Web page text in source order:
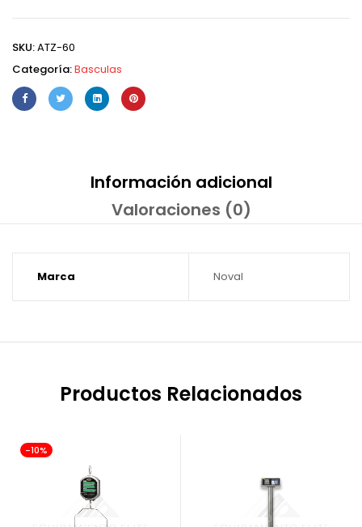
SKU:ATZ-60
Categoría:Basculas
Información adicional
Valoraciones (0)
Marca Noval
Productos Relacionados
-10%